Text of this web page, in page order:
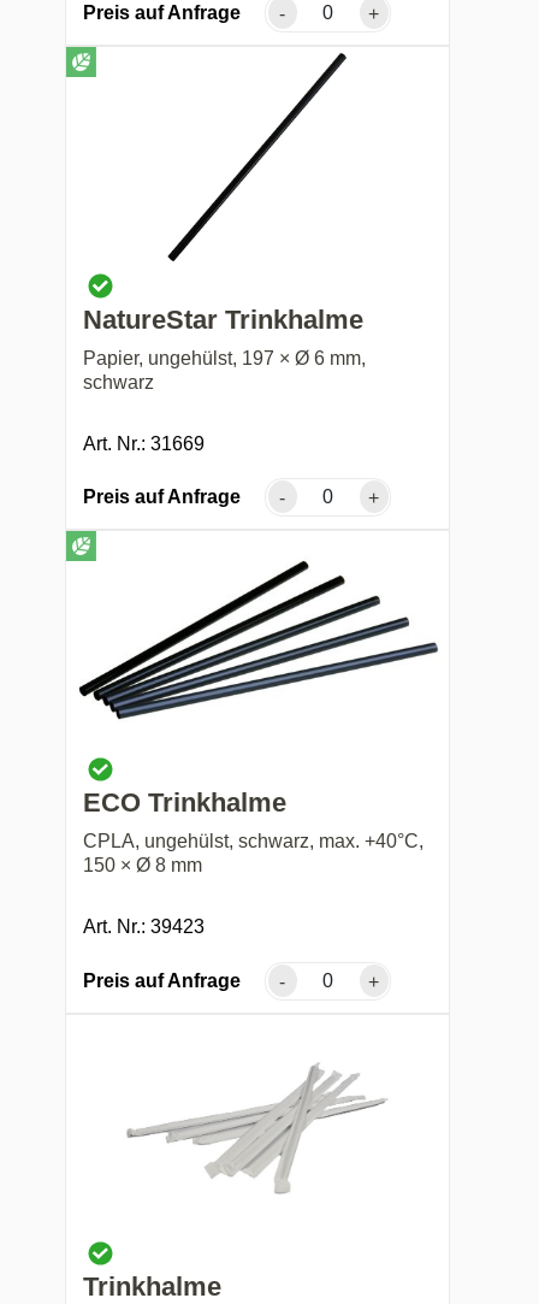
Preis auf Anfrage - +
NatureStar Trinkhalme
Papier, ungehülst, 197 × Ø 6 mm,
schwarz
Art. Nr.: 31669
Preis auf Anfrage - +
ECO Trinkhalme
CPLA, ungehülst, schwarz, max. +40°C,
150 × Ø 8 mm
Art. Nr.: 39423
Preis auf Anfrage - +
Trinkhalme